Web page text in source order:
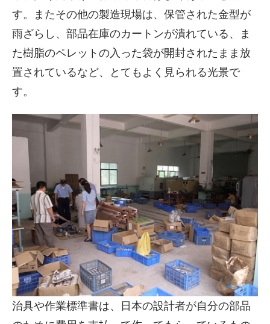
す。またその他の製造現場は、保管された金型が
雨ざらし、部品在庫のカートンが潰れている、ま
た樹脂のペレットの入った袋が開封されたまま放
置されているなど、とてもよく見られる光景で
す。
治具や作業標準書は、日本の設計者が自分の部品